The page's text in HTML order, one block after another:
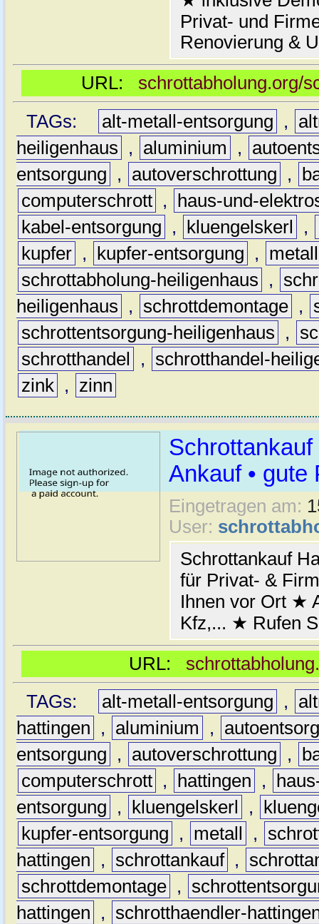
Privat- und
Renovierung &
URL: schrottabholung.org/
TAGs:
alt-metall-entsorgung ,
heiligenhaus
, aluminium ,
entsorgung
, autoverschrottung ,
computerschrott ,
haus-und-
kabel-entsorgung
, kluengelskerl ,
kupfer , kupfer-entsorgung ,
metall
schrottabholung-heiligenhaus
,
heiligenhaus
, schrottdemontage ,
schrottentsorgung-heiligenhaus
,
schrotthandel
,
schrotthandel-
zink , zinn
Schrottankauf
Ankauf • gute
Eingetragen am:
User:
Schrottankauf
für Privat- &
Ihnen vor Ort ★
Kfz,... ★ Rufen
URL:
TAGs:
alt-metall-entsorgung ,
hattingen
, aluminium ,
entsorgung
, autoverschrottung ,
computerschrott , hattingen ,
entsorgung
, kluengelskerl ,
kupfer-entsorgung
, metall ,
hattingen
, schrottankauf ,
schrottdemontage ,
hattingen
,
schrotthaendler-